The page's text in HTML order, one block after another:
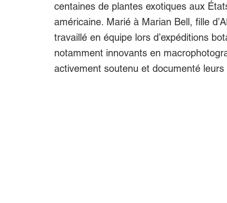
centaines de plantes exotiques aux
américaine. Marié à Marian Bell, fille
travaillé en équipe lors d’expéditions
notamment innovants en
activement soutenu et documenté leurs